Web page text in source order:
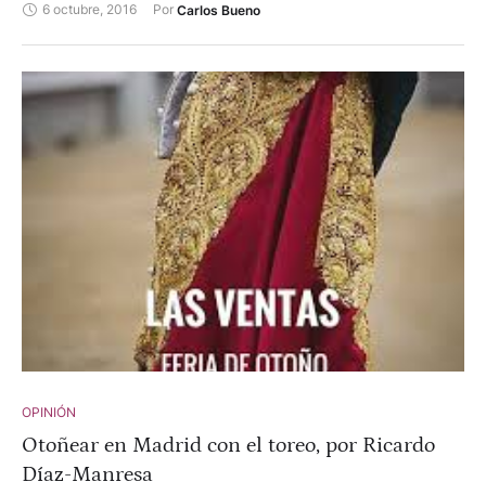
actuales sean toros hechos y derechos, viviremos una
6 octubre, 2016 Por Carlos Bueno
OPINIÓN
Otoñear en Madrid con el toreo, por Ricardo
Díaz-Manresa